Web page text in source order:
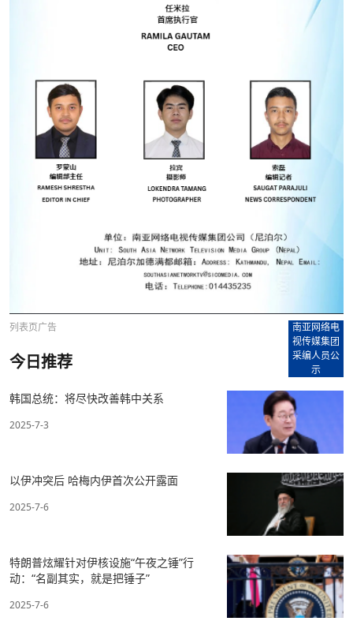
列表页广告
南亚网络电
视传媒集团
采编人员公
示
今日推荐
韩国总统：将尽快改善韩中关系
2025-7-3
以伊冲突后 哈梅内伊首次公开露面
2025-7-6
特朗普炫耀针对伊核设施“午夜之锤”行
动：“名副其实，就是把锤子”
2025-7-6